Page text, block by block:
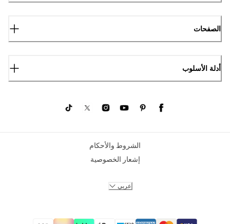
الصفحات
أدلة الأسلوب
الشروط والأحكام
إشعار الخصوصية
عربي